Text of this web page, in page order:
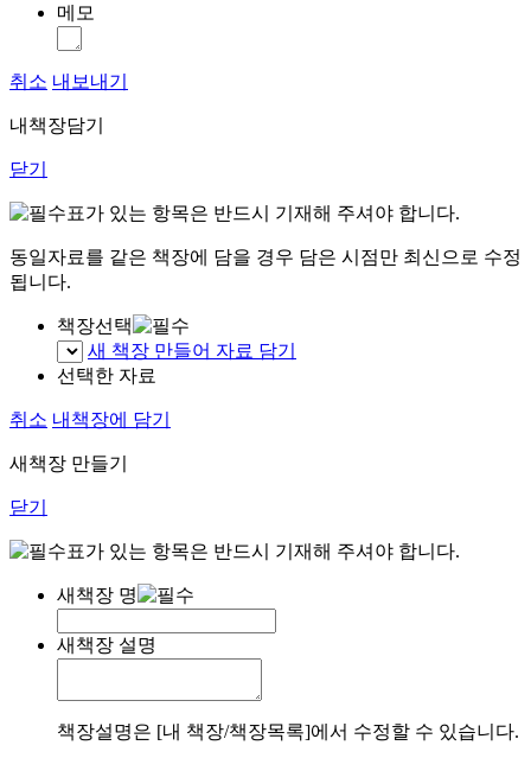
메모
취소 내보내기
내책장담기
닫기
표가 있는 항목은 반드시 기재해 주셔야 합니다.
동일자료를 같은 책장에 담을 경우 담은 시점만 최신으로 수정
됩니다.
책장선택
새 책장 만들어 자료 담기
선택한 자료
취소 내책장에 담기
새책장 만들기
닫기
표가 있는 항목은 반드시 기재해 주셔야 합니다.
새책장 명
새책장 설명
책장설명은 [내 책장/책장목록]에서 수정할 수 있습니다.